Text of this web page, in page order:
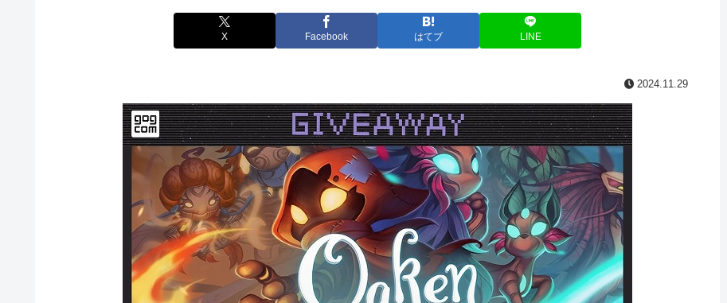
X Facebook はてブ LINE
2024.11.29